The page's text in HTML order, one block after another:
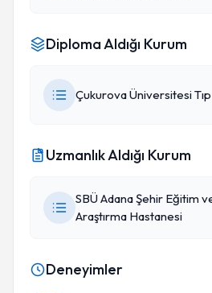
Diploma Aldığı Kurum
Çukurova Üniversitesi
Uzmanlık Aldığı Kurum
SBÜ Adana Şehir Eğitim
Araştırma Hastanesi
Deneyimler